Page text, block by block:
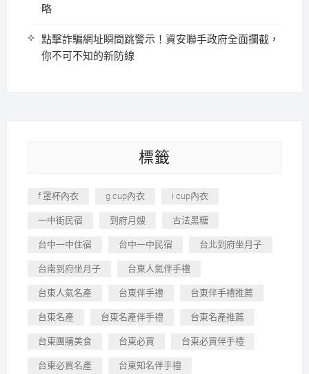
略
點擊詐騙網址瞬間跳警示！資安聯手政府全面攔截，
你不可不知的新防線
標籤
f 罩杯內衣 g cup內衣 i cup內衣
一中街民宿 到府月嫂 古法黑糖
台中一中住宿 台中一中民宿 台北到府坐月子
台南到府坐月子 台東人氣伴手禮
台東人氣名產 台東伴手禮 台東伴手禮推薦
台東名產 台東名產伴手禮 台東名產推薦
台東團購美食 台東必買 台東必買伴手禮
台東必買名產 台東知名伴手禮